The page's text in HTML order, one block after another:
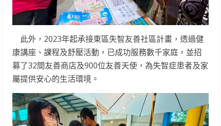
此外，2023年起承接東區失智友善社區計畫，透過健
康講座、課程及舒壓活動，已成功服務數千家庭，並招
募了32間友善商店及900位友善天使，為失智症患者及家
屬提供安心的生活環境。